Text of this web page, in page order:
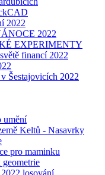
2022
2022
EXPERIMENTY
financí 2022
Šestajovicích 2022
umění
Keltů - Nasavrky
pro maminku